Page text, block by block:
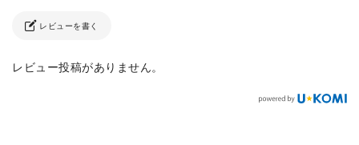
レビューを書く
レビュー投稿がありません。